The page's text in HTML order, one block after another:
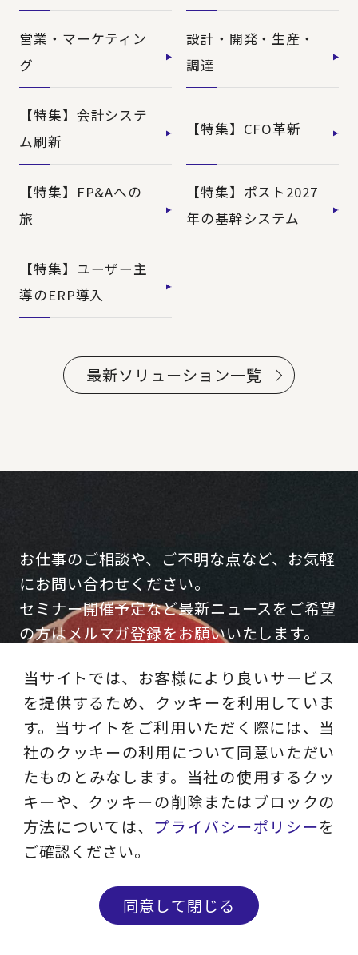
営業・マーケティン
グ
設計・開発・生産・
調達
【特集】会計システ
ム刷新
【特集】CFO革新
【特集】FP&Aへの
旅
【特集】ポスト2027
年の基幹システム
【特集】ユーザー主
導のERP導入
最新ソリューション一覧
お仕事のご相談や、ご不明な点など、お気軽
にお問い合わせください。
セミナー開催予定など最新ニュースをご希望
の方はメルマガ登録をお願いいたします。
CONTACT
お問い合わせ
コンサルティング相談やDM停止・情報変
更等はこちらからお問い合わせください。
当サイトでは、お客様により良いサービス
を提供するため、クッキーを利用していま
す。当サイトをご利用いただく際には、当
社のクッキーの利用について同意いただい
たものとみなします。当社の使用するクッ
キーや、クッキーの削除またはブロックの
方法については、 プライバシーポリシーを
ご確認ください。
同意して閉じる